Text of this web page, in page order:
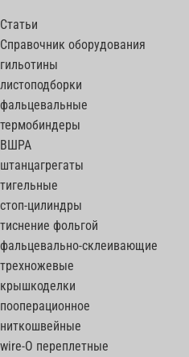
Статьи
Справочник оборудования
гильотины
листоподборки
фальцевальные
термобиндеры
ВШРА
штанцагрегаты
тигельные
стоп-цилиндры
тиснение фольгой
фальцевально-склеивающие
трехножевые
крышкоделки
пооперационное
ниткошвейные
wire-O переплетные